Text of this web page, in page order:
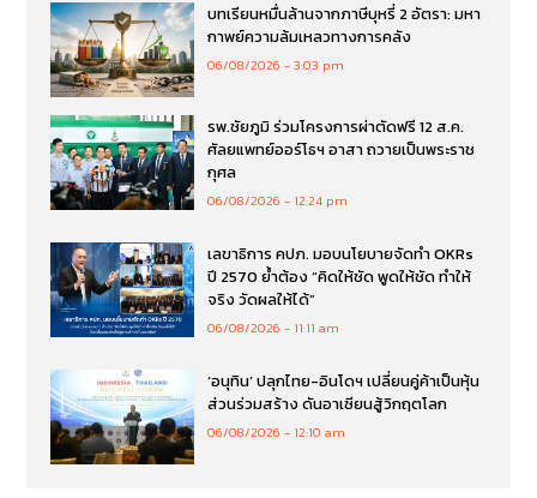
บทเรียนหมื่นล้านจากภาษีบุหรี่ 2 อัตรา: มหา
กาพย์ความล้มเหลวทางการคลัง
06/08/2026 3:03 pm
รพ.ชัยภูมิ ร่วมโครงการผ่าตัดฟรี 12 ส.ค.
ศัลยแพทย์ออร์โธฯ อาสา ถวายเป็นพระราช
กุศล
06/08/2026 12:24 pm
เลขาธิการ คปภ. มอบนโยบายจัดทำ OKRs
ปี 2570 ย้ำต้อง “คิดให้ชัด พูดให้ชัด ทำให้
จริง วัดผลให้ได้”
06/08/2026 11:11 am
‘อนุทิน’ ปลุกไทย-อินโดฯ เปลี่ยนคู่ค้าเป็นหุ้น
ส่วนร่วมสร้าง ดันอาเซียนสู้วิกฤตโลก
06/08/2026 12:10 am